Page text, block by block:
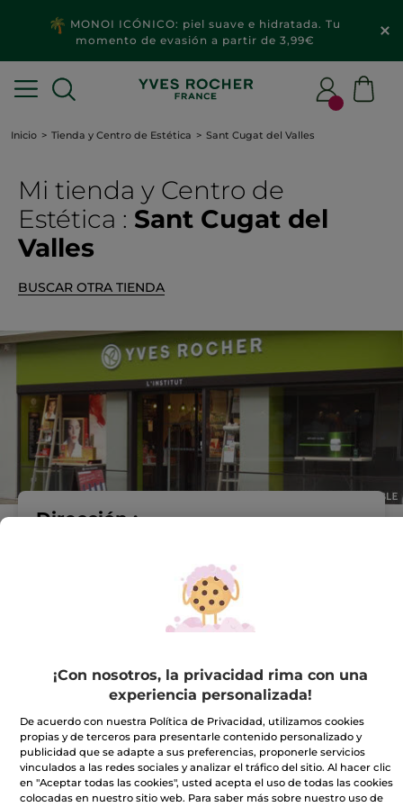
MONOI ICÓNICO: piel suave e hidratada. Tu
momento de evasión a partir de 3,99€
Inicio Tienda y Centro de Estética Sant Cugat del Valles
Mi tienda y Centro de
Estética : Sant Cugat del
Valles
BUSCAR OTRA TIENDA
Dirección :
08172 SANT CUGAT DEL
IR A LA TIENDA
932500495
Horario comercial
¡Con nosotros, la privacidad rima con una
experiencia personalizada!
De acuerdo con nuestra Política de Privacidad, utilizamos cookies
propias y de terceros para presentarle contenido personalizado y
publicidad que se adapte a sus preferencias, proponerle servicios
vinculados a las redes sociales y analizar el tráfico del sitio. Al hacer clic
en "Aceptar todas las cookies", usted acepta el uso de todas las cookies
colocadas en nuestro sitio web. Para saber más sobre nuestro uso de